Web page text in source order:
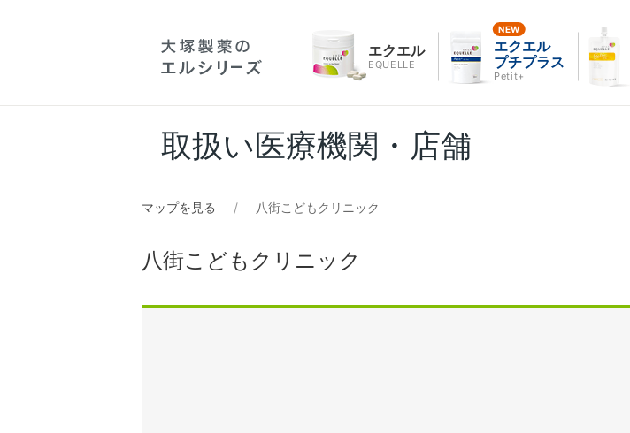
エクエル
EQUELLE
エクエル
プチプラス
Petit+
取扱い医療機関・店舗
マップを見る 八街こどもクリニック
八街こどもクリニック